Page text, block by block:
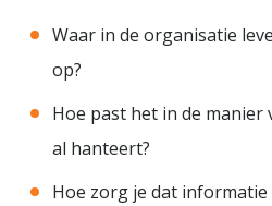
Waar in de organisatie
op?
Hoe past het in de manier
al hanteert?
Hoe zorg je dat